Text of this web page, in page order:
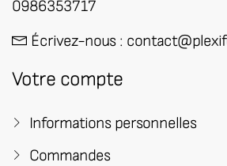
0986353717
Écrivez-nous :
Votre compte
Informations personnelles
Commandes